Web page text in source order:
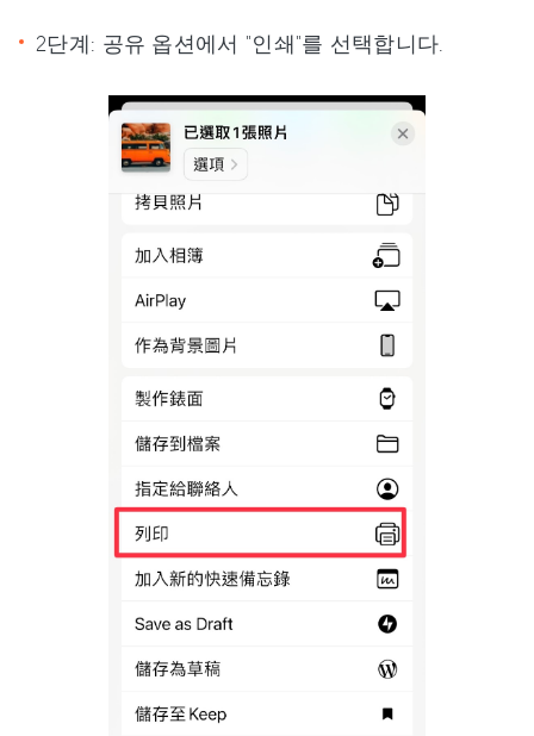
2단계: 공유 옵션에서 "인쇄"를 선택합니다.